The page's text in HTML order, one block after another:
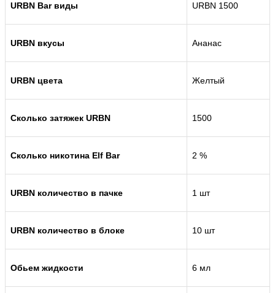
URBN Bar виды URBN 1500
URBN вкусы Ананас
URBN цвета Желтый
Сколько затяжек URBN 1500
Сколько никотина Elf Bar 2 %
URBN количество в пачке 1 шт
URBN количество в блоке 10 шт
Обьем жидкости 6 мл